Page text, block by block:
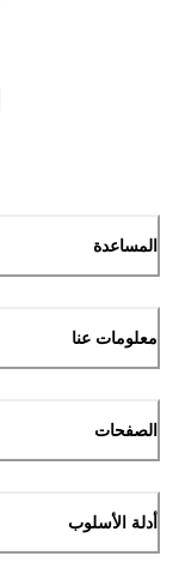
المساعدة
معلومات عنا
الصفحات
أدلة الأسلوب